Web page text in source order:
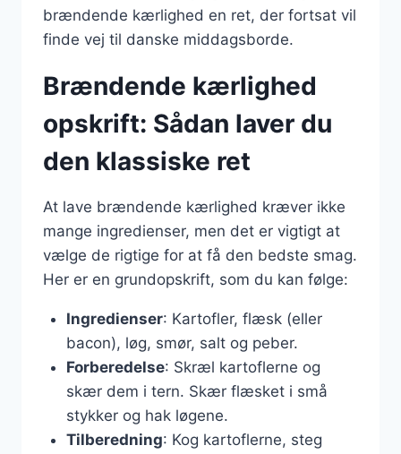
brændende kærlighed en ret, der fortsat vil
finde vej til danske middagsborde.
Brændende kærlighed
opskrift: Sådan laver du
den klassiske ret
At lave brændende kærlighed kræver ikke
mange ingredienser, men det er vigtigt at
vælge de rigtige for at få den bedste smag.
Her er en grundopskrift, som du kan følge:
Ingredienser: Kartofler, flæsk (eller
bacon), løg, smør, salt og peber.
Forberedelse: Skræl kartoflerne og
skær dem i tern. Skær flæsket i små
stykker og hak løgene.
Tilberedning: Kog kartoflerne, steg